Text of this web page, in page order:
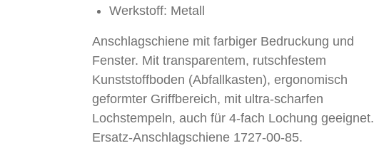
Werkstoff: Metall
Anschlagschiene mit farbiger Bedruckung und
Fenster. Mit transparentem, rutschfestem
Kunststoffboden (Abfallkasten), ergonomisch
geformter Griffbereich, mit ultra-scharfen
Lochstempeln, auch für 4-fach Lochung geeignet.
Ersatz-Anschlagschiene 1727-00-85.